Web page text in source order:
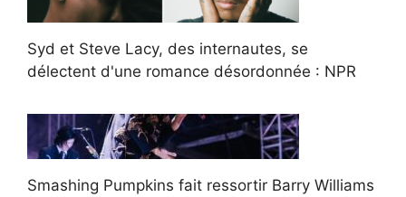
Syd et Steve Lacy, des internautes, se
délectent d'une romance désordonnée : NPR
Smashing Pumpkins fait ressortir Barry Williams